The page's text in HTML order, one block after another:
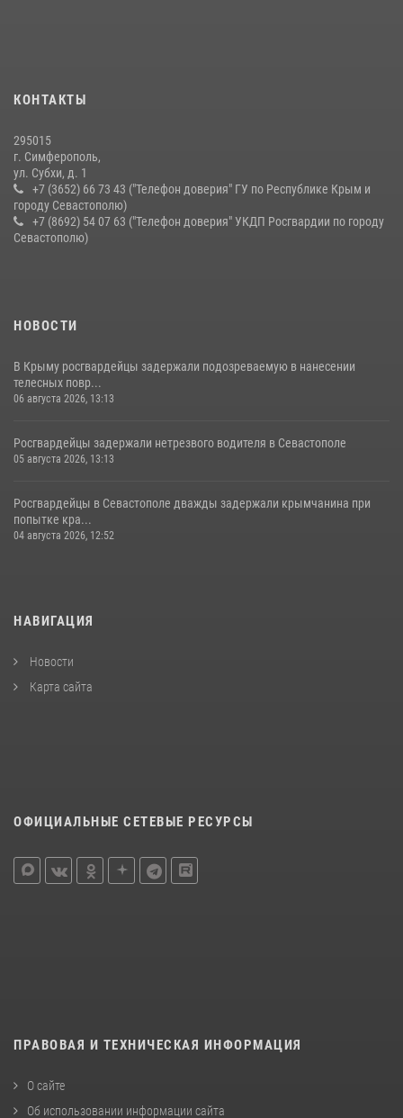
краже из супермаркета
10 июля 2026, 15:10
КОНТАКТЫ
295015
г. Симферополь,
ул. Субхи, д. 1
+7 (3652) 66 73 43 ("Телефон доверия" ГУ по Республике Крым и
городу Севастополю)
+7 (8692) 54 07 63 ("Телефон доверия" УКДП Росгвардии по городу
Севастополю)
НОВОСТИ
В Крыму росгвардейцы задержали подозреваемую в нанесении
телесных повр...
06 августа 2026, 13:13
Росгвардейцы задержали нетрезвого водителя в Севастополе
05 августа 2026, 13:13
Росгвардейцы в Севастополе дважды задержали крымчанина при
попытке кра...
04 августа 2026, 12:52
НАВИГАЦИЯ
Новости
Карта сайта
ОФИЦИАЛЬНЫЕ СЕТЕВЫЕ РЕСУРСЫ
ПРАВОВАЯ И ТЕХНИЧЕСКАЯ ИНФОРМАЦИЯ
О сайте
Об использовании информации сайта